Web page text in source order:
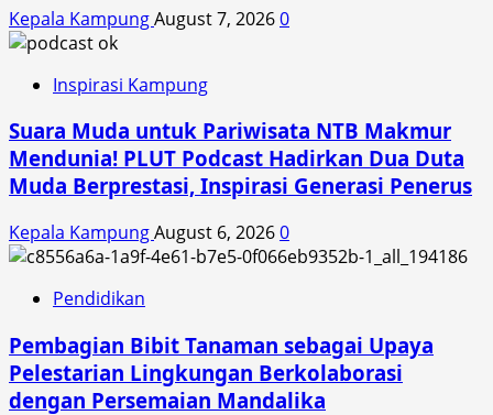
Kepala KampungAugust 7, 20260
Inspirasi Kampung
Suara Muda untuk Pariwisata NTB Makmur
Mendunia! PLUT Podcast Hadirkan Dua Duta
Muda Berprestasi, Inspirasi Generasi Penerus
Kepala KampungAugust 6, 20260
Pendidikan
Pembagian Bibit Tanaman sebagai Upaya
Pelestarian Lingkungan Berkolaborasi
dengan Persemaian Mandalika